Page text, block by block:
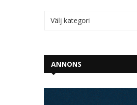
ANNONS